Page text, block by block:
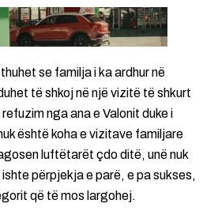
se familja i ka ardhur në
të shkoj në një vizitë të shkurt
nga ana e Valonit duke i
është koha e vizitave familjare
luftëtarët çdo ditë, unë nuk
përpjekja e parë, e pa sukses,
që të mos largohej.